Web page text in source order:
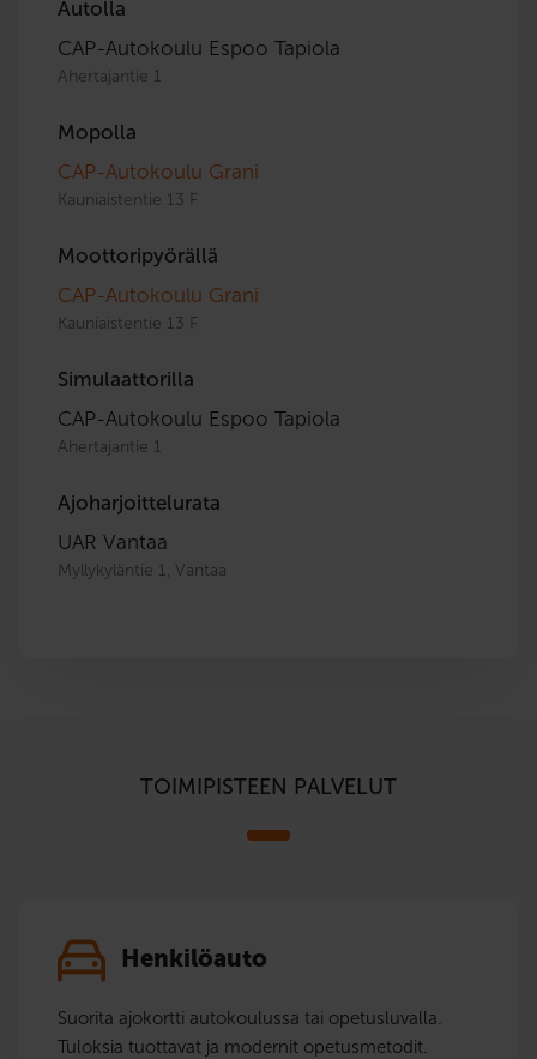
Autolla
CAP-Autokoulu Espoo Tapiola
Ahertajantie 1
Mopolla
CAP-Autokoulu Grani
Kauniaistentie 13 F
Moottoripyörällä
CAP-Autokoulu Grani
Kauniaistentie 13 F
Simulaattorilla
CAP-Autokoulu Espoo Tapiola
Ahertajantie 1
Ajoharjoittelurata
UAR Vantaa
Myllykyläntie 1, Vantaa
TOIMIPISTEEN PALVELUT
Henkilöauto
Suorita ajokortti autokoulussa tai opetusluvalla.
Tuloksia tuottavat ja modernit opetusmetodit.